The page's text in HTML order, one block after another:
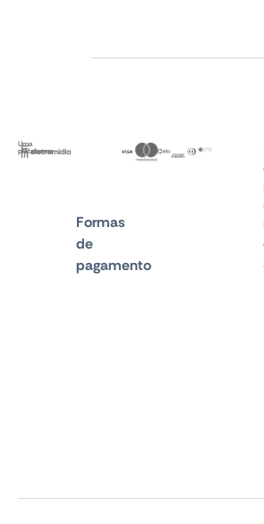
Uma
plataforma
Formas
de
pagamento